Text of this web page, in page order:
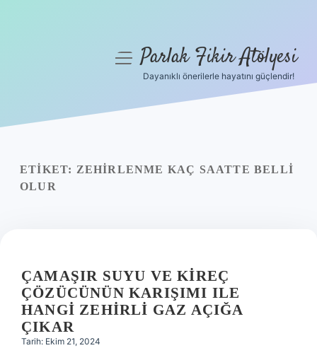
Yasal Uyarı
menüyüParlak Fikir Atölyesi
Dayanıklı önerilerle hayatını güçlendir!
ETIKET: ZEHIRLENME KAÇ SAATTE BELLI
OLUR
ÇAMAŞIR SUYU VE KIREÇ
ÇÖZÜCÜNÜN KARIŞIMI ILE
HANGI ZEHIRLI GAZ AÇIĞA
ÇIKAR
Tarih: Ekim 21, 2024